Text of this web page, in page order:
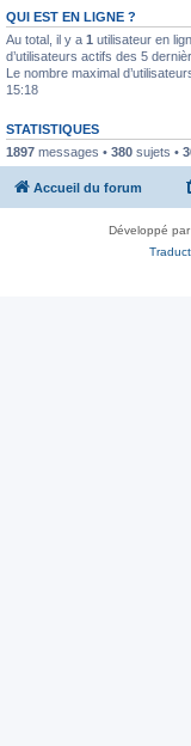
QUI EST EN LIGNE ?
Au total, il y a 1 utilisateur en
d’utilisateurs actifs des 5
Le nombre maximal
15:18
STATISTIQUES
1897 messages • 380 sujets •
Accueil du forum
Développé par